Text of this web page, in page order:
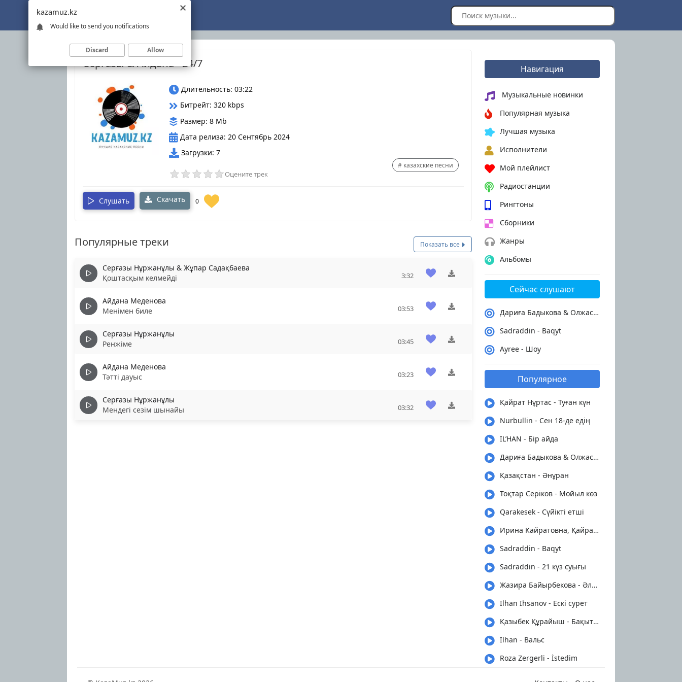
Серғазы & Айдана - 24/7
Длительность: 03:22
Битрейт: 320 kbps
Размер: 8 Mb
Дата релиза: 20 Сентябрь 2024
Загрузки: 7
Оцените трек
казахские песни
Слушать Скачать 0
Популярные треки Показать все
Серғазы Нұржанұлы & Жұпар Садақбаева
Қоштасқым келмейді
3:32
Айдана Меденова
Менімен биле
03:53
Серғазы Нұржанұлы
Ренжіме
03:45
Айдана Меденова
Тәтті дауыс
03:23
Серғазы Нұржанұлы
Мендегі сезім шынайы
03:32
Навигация
Музыкальные новинки
Популярная музыка
Лучшая музыка
Исполнители
Мой плейлист
Радиостанции
Рингтоны
Сборники
Жанры
Альбомы
Сейчас слушают
Дариға Бадыкова & Олжас Абай - Сен керексің
Sadraddin - Baqyt
Ayree - Шоу
Популярное
Қайрат Нұртас - Туған күн
Nurbullin - Сен 18-де едің
IL’HAN - Бір айда
Дариға Бадыкова & Олжас Абай - Сен керексің
Қазақстан - Әнұран
Тоқтар Серіков - Мойыл көз
Qarakesek - Сүйікті етші
Ирина Кайратовна, Қайрат Нұртас - Түн
Sadraddin - Baqyt
Sadraddin - 21 күз суығы
Жазира Байырбекова - Әлди-әлди бөпешім
Ilhan Ihsanov - Ескі сурет
Қазыбек Құрайыш - Бақытыңды табасың
Ilhan - Вальс
Roza Zergerli - İstedim
kazamuz.kz
Would like to send you notifications
Discard Allow